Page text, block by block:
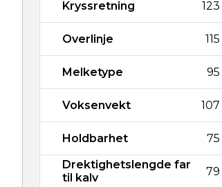
Kryssretning 123
Overlinje 115
Melketype 95
Voksenvekt 107
Holdbarhet 75
Drektighetslengde far
til kalv
79